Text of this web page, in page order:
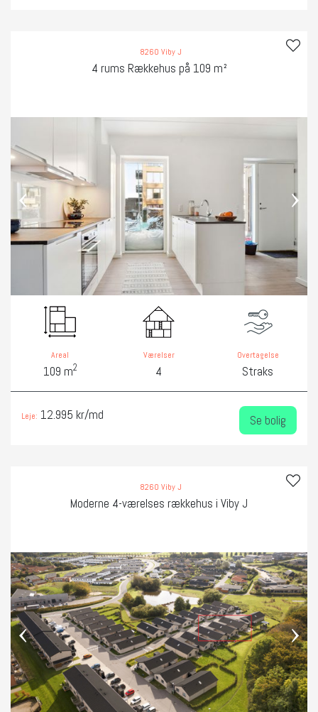
8260 Viby J
4 rums Rækkehus på 109 m²
‹ ›
Areal
109 m2
Værelser
4
Overtagelse
Straks
Leje: 12.995 kr/md Se bolig
8260 Viby J
Moderne 4-værelses rækkehus i Viby J
‹ ›